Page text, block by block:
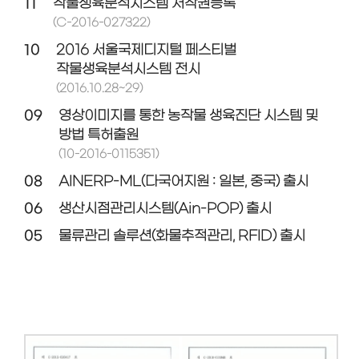
11 작물생육분석시스템 저작권등록
(C-2016-027322)
10
2016 서울국제디지털 페스티벌
작물생육분석시스템 전시
(2016.10.28~29)
09
영상이미지를 통한 농작물 생육진단 시스템 및
방법 특허출원
(10-2016-0115351)
08
AINERP-ML(다국어지원 : 일본, 중국) 출시
06
생산시점관리시스템(Ain-POP) 출시
05
물류관리 솔루션(화물추적관리, RFID) 출시